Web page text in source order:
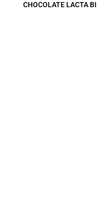
CHOCOLATE LACTA